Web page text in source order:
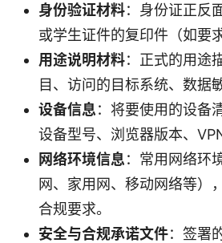
身份验证材料：身份证正反
或学生证件的复印件（如要
用途说明材料：正式的用途
目、访问的目标系统、数据
设备信息：将要使用的设备
设备型号、浏览器版本、
网络环境信息：常用网络环
网、家用网、移动网络等）
合规要求。
安全与合规承诺文件：签署